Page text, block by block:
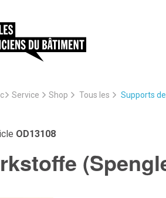
Service Shop Tous les Supports
OD13108